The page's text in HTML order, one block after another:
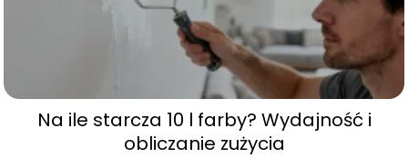
Na ile starcza 10 l farby? Wydajność i
obliczanie zużycia